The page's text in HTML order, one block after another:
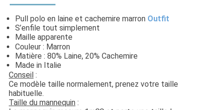
Pull polo en laine et cachemire marron Outfit
S’enfile tout simplement
Maille apparente
Couleur : Marron
Matière : 80% Laine, 20% Cachemire
Made in Italie
Conseil :
Ce modèle taille normalement, prenez votre taille
habituelle.
Taille du mannequin :